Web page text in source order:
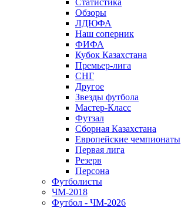
Статистика
Обзоры
ЛДЮФА
Наш соперник
ФИФА
Кубок Казахстана
Премьер-лига
СНГ
Другое
Звезды футбола
Мастер-Класс
Футзал
Сборная Казахстана
Европейские чемпионаты
Первая лига
Резерв
Персона
Футболисты
ЧМ-2018
Футбол - ЧМ-2026